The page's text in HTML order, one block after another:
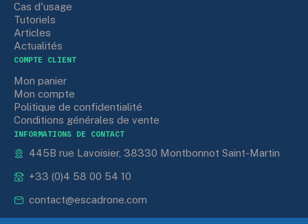
Cas d'usage
Tutoriels
Articles
Actualités
COMPTE CLIENT
Mon panier
Mon compte
Politique de confidentialité
Conditions générales de vente
INFORMATIONS DE CONTACT
445B rue Lavoisier, 38330 Montbonnot Saint-Martin
+33 (0)4 58 00 54 10
contact@escadrone.com